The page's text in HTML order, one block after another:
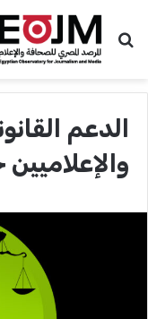
بحث عن
الدعم
والإعلاميين